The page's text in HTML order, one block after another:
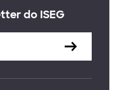
do ISEG